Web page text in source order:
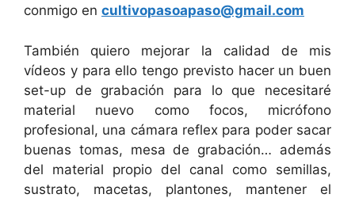
conmigo en cultivopasoapaso@gmail.com
También quiero mejorar la calidad de mis
vídeos y para ello tengo previsto hacer un buen
set-up de grabación para lo que necesitaré
material nuevo como focos, micrófono
profesional, una cámara reflex para poder sacar
buenas tomas, mesa de grabación… además
del material propio del canal como semillas,
sustrato, macetas, plantones, mantener el